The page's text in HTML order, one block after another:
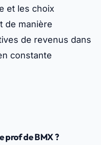
et les choix
de manière
de revenus dans
constante
prof de BMX ?